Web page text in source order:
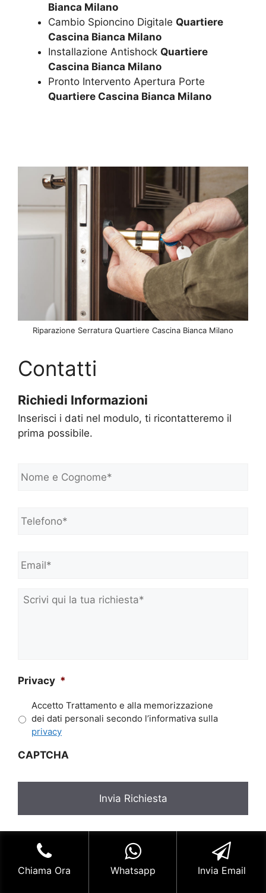
Bianca Milano
Cambio Spioncino Digitale Quartiere
Cascina Bianca Milano
Installazione Antishock Quartiere
Cascina Bianca Milano
Pronto Intervento Apertura Porte
Quartiere Cascina Bianca Milano
Riparazione Serratura Quartiere Cascina Bianca Milano
Contatti
Richiedi Informazioni
Inserisci i dati nel modulo, ti ricontatteremo il
prima possibile.
o
e
C
n
m
Scrivi
qui
Privacy *
Accetto Trattamento e alla memorizzazione
dei dati personali secondo l’informativa sulla
privacy
CAPTCHA
⭐ Hai bisogno di Pronto Intervento Fabbro
Milano? Siamo attivi 7 giorni su 7 H24. Richiedi
un Preventivo.
Chiama Ora Whatsapp Invia Email